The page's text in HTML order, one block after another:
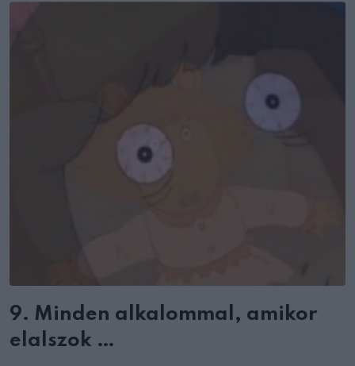
9. Minden alkalommal, amikor
elalszok …